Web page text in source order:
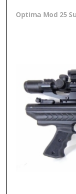
Optima Mod 25